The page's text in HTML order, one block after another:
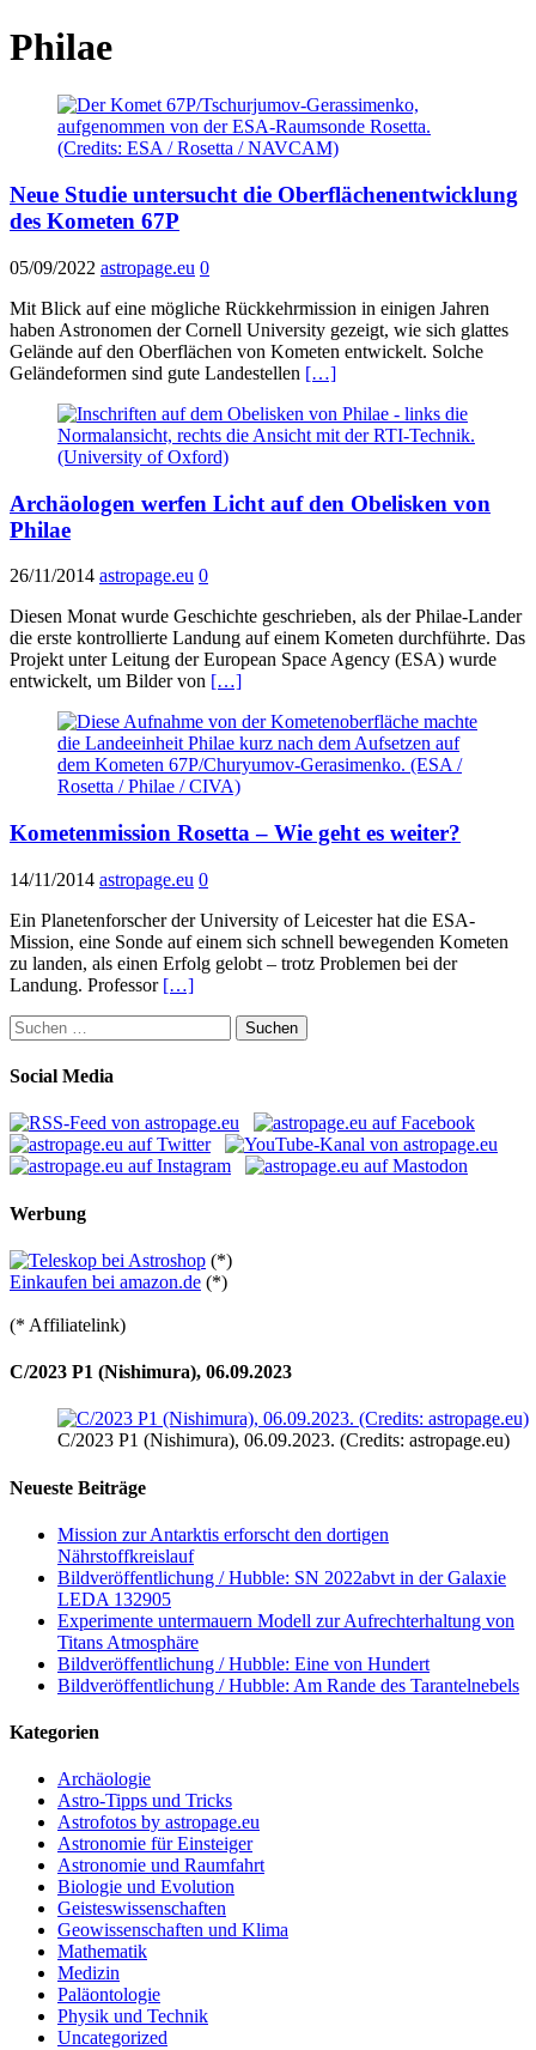
Philae
Neue Studie untersucht die Oberflächenentwicklung
des Kometen 67P
05/09/2022 astropage.eu 0
Mit Blick auf eine mögliche Rückkehrmission in einigen Jahren
haben Astronomen der Cornell University gezeigt, wie sich glattes
Gelände auf den Oberflächen von Kometen entwickelt. Solche
Geländeformen sind gute Landestellen […]
Archäologen werfen Licht auf den Obelisken von
Philae
26/11/2014 astropage.eu 0
Diesen Monat wurde Geschichte geschrieben, als der Philae-Lander
die erste kontrollierte Landung auf einem Kometen durchführte. Das
Projekt unter Leitung der European Space Agency (ESA) wurde
entwickelt, um Bilder von […]
Kometenmission Rosetta – Wie geht es weiter?
14/11/2014 astropage.eu 0
Ein Planetenforscher der University of Leicester hat die ESA-
Mission, eine Sonde auf einem sich schnell bewegenden Kometen
zu landen, als einen Erfolg gelobt – trotz Problemen bei der
Landung. Professor […]
Suchen
nach:
Social Media
Werbung
(*)
Einkaufen bei amazon.de (*)
(* Affiliatelink)
C/2023 P1 (Nishimura), 06.09.2023
C/2023 P1 (Nishimura), 06.09.2023. (Credits: astropage.eu)
Neueste Beiträge
Mission zur Antarktis erforscht den dortigen
Nährstoffkreislauf
Bildveröffentlichung / Hubble: SN 2022abvt in der Galaxie
LEDA 132905
Experimente untermauern Modell zur Aufrechterhaltung von
Titans Atmosphäre
Bildveröffentlichung / Hubble: Eine von Hundert
Bildveröffentlichung / Hubble: Am Rande des Tarantelnebels
Kategorien
Archäologie
Astro-Tipps und Tricks
Astrofotos by astropage.eu
Astronomie für Einsteiger
Astronomie und Raumfahrt
Biologie und Evolution
Geisteswissenschaften
Geowissenschaften und Klima
Mathematik
Medizin
Paläontologie
Physik und Technik
Uncategorized